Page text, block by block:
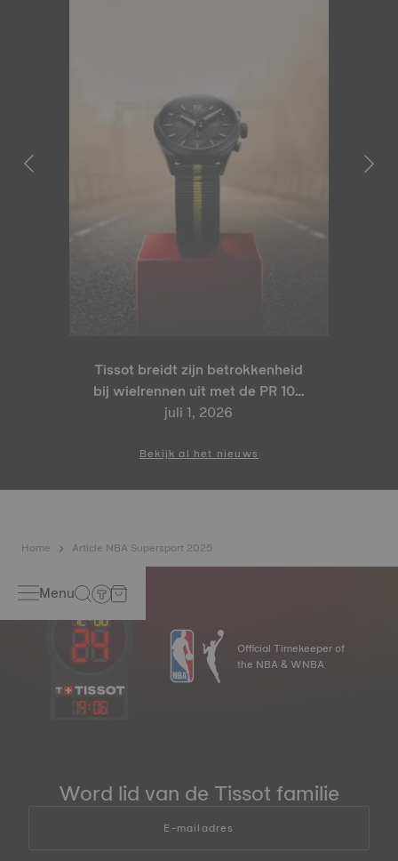
Tissot breidt zijn betrokkenheid
bij wielrennen uit met de PR 100
Tour de France 2026 Special
Edition
juli 1, 2026
Bekijk al het nieuws
Home Article NBA Supersport 2025
Menu
19:06
Official Timekeeper of
the NBA & WNBA
Word lid van de Tissot familie
E-mailadres